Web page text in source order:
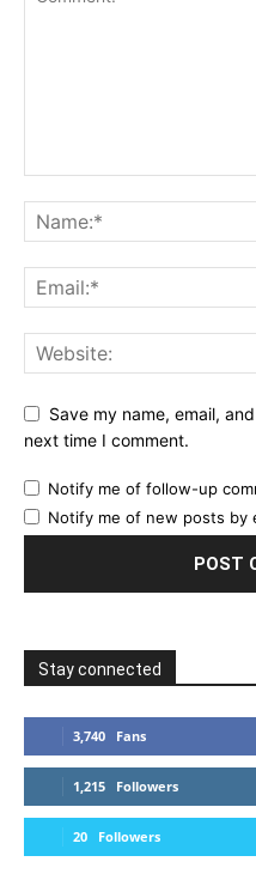
Save my name, email,
next time I comment.
Notify me of follow-up
Notify me of new posts by
Stay connected
3,740 Fans
1,215 Followers
20 Followers